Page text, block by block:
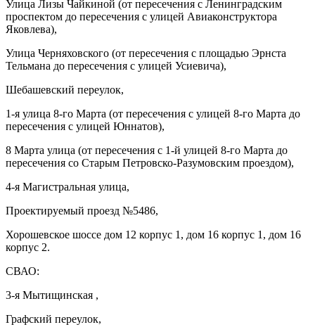
Улица Лизы Чайкиной (от пересечения с Ленинградским
проспектом до пересечения с улицей Авиаконструктора
Яковлева),
Улица Черняховского (от пересечения с площадью Эрнста
Тельмана до пересечения с улицей Усиевича),
Шебашевский переулок,
1-я улица 8-го Марта (от пересечения с улицей 8-го Марта до
пересечения с улицей Юннатов),
8 Марта улица (от пересечения с 1-й улицей 8-го Марта до
пересечения со Старым Петровско-Разумовским проездом),
4-я Магистральная улица,
Проектируемый проезд №5486,
Хорошевское шоссе дом 12 корпус 1, дом 16 корпус 1, дом 16
корпус 2.
СВАО:
3-я Мытищинская ,
Графский переулок,